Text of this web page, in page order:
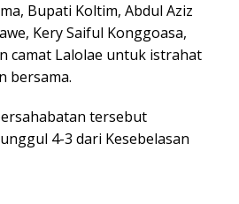
Bupati Koltim, Abdul Aziz
Kery Saiful Konggoasa,
camat Lalolae untuk istrahat
bersama.
tersebut
4-3 dari Kesebelasan